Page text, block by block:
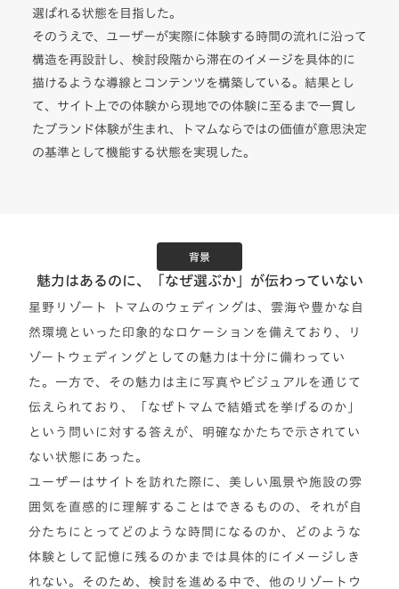
選ばれる状態を目指した。
そのうえで、ユーザーが実際に体験する時間の流れに沿って
構造を再設計し、検討段階から滞在のイメージを具体的に
描けるような導線とコンテンツを構築している。結果とし
て、サイト上での体験から現地での体験に至るまで一貫し
たブランド体験が生まれ、トマムならではの価値が意思決定
の基準として機能する状態を実現した。
背景
魅力はあるのに、「なぜ選ぶか」が伝わっていない
星野リゾート トマムのウェディングは、雲海や豊かな自
然環境といった印象的なロケーションを備えており、リ
ゾートウェディングとしての魅力は十分に備わってい
た。一方で、その魅力は主に写真やビジュアルを通じて
伝えられており、「なぜトマムで結婚式を挙げるのか」
という問いに対する答えが、明確なかたちで示されてい
ない状態にあった。
ユーザーはサイトを訪れた際に、美しい風景や施設の雰
囲気を直感的に理解することはできるものの、それが自
分たちにとってどのような時間になるのか、どのような
体験として記憶に残るのかまでは具体的にイメージしき
れない。そのため、検討を進める中で、他のリゾートウ